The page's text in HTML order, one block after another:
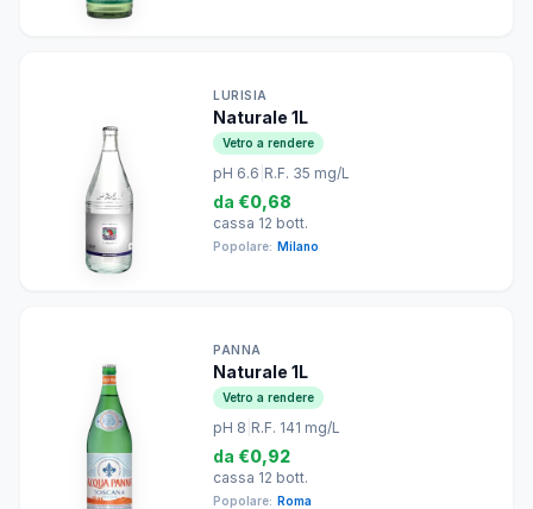
LURISIA
Naturale 1L
Vetro a rendere
pH 6.6 R.F. 35 mg/L
da €0,68
cassa 12 bott.
Popolare: Milano
PANNA
Naturale 1L
Vetro a rendere
pH 8 R.F. 141 mg/L
da €0,92
cassa 12 bott.
Popolare: Roma